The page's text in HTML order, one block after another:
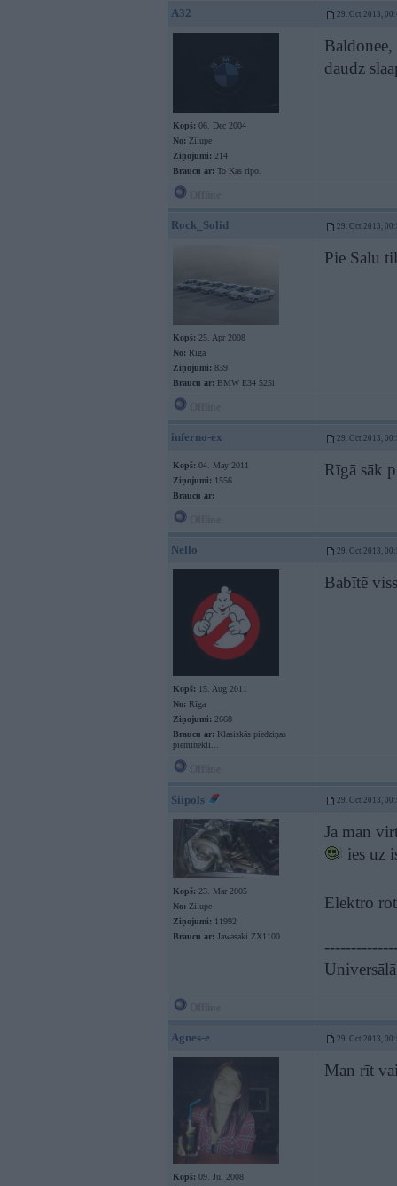
A32 29. Oct 2013,
Kopš: 06. Dec 2004
No: Zilupe
Ziņojumi: 214
Braucu ar: To Kas ripo.
Baldonee,
daudz
Rock_Solid 29. Oct 2013,
Kopš: 25. Apr 2008
No: Rīga
Ziņojumi: 839
Braucu ar: BMW E34 525i
Pie Salu
inferno-ex 29. Oct 2013,
Kopš: 04. May 2011
Ziņojumi: 1556
Braucu ar:
Rīgā sāk
Nello 29. Oct 2013,
Kopš: 15. Aug 2011
No: Rīga
Ziņojumi: 2668
Braucu ar: Klasiskās piedziņas
pieminekli...
Babītē
Siipols 29. Oct 2013,
Kopš: 23. Mar 2005
No: Zilupe
Ziņojumi: 11992
Braucu ar: Jawasaki ZX1100
Ja man
ies uz
Elektro
Agnes-e 29. Oct 2013,
Kopš: 09. Jul 2008
Man rīt